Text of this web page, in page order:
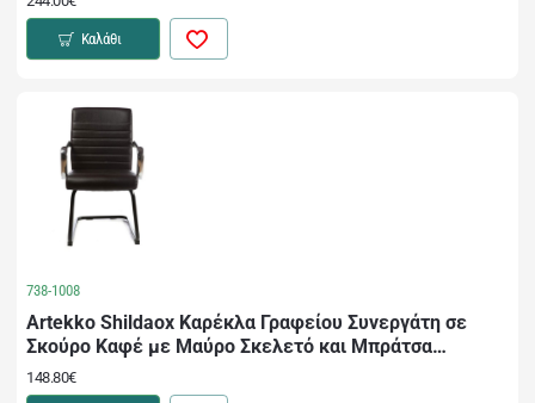
Καλάθι
738-1008
Artekko Shildaox Καρέκλα Γραφείου Συνεργάτη σε
Σκούρο Καφέ με Μαύρο Σκελετό και Μπράτσα
Χρωμίου (55x58x88)cm
148.80€